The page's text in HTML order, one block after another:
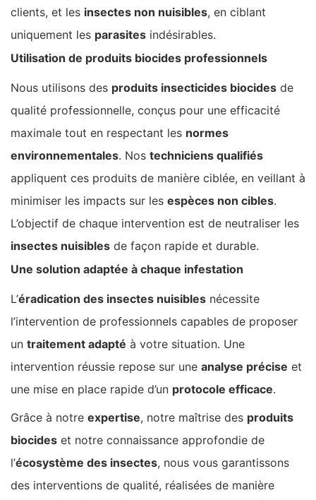
clients, et les insectes non nuisibles, en ciblant
uniquement les parasites indésirables.
Utilisation de produits biocides professionnels
Nous utilisons des produits insecticides biocides de
qualité professionnelle, conçus pour une efficacité
maximale tout en respectant les normes
environnementales. Nos techniciens qualifiés
appliquent ces produits de manière ciblée, en veillant à
minimiser les impacts sur les espèces non cibles.
L’objectif de chaque intervention est de neutraliser les
insectes nuisibles de façon rapide et durable.
Une solution adaptée à chaque infestation
L’éradication des insectes nuisibles nécessite
l’intervention de professionnels capables de proposer
un traitement adapté à votre situation. Une
intervention réussie repose sur une analyse précise et
une mise en place rapide d’un protocole efficace.
Grâce à notre expertise, notre maîtrise des produits
biocides et notre connaissance approfondie de
l’écosystème des insectes, nous vous garantissons
des interventions de qualité, réalisées de manière